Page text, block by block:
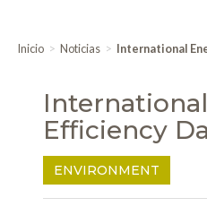
Inicio Noticias International
Efficiency
ENVIRONMENT